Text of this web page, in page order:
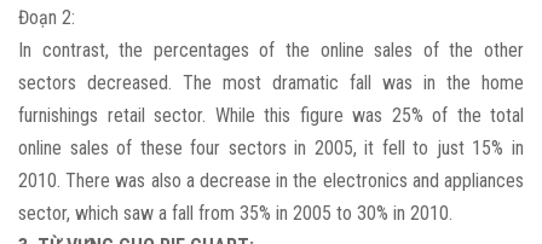
Đoạn 2:
In contrast, the percentages of the online sales of the other
sectors decreased. The most dramatic fall was in the home
furnishings retail sector. While this figure was 25% of the total
online sales of these four sectors in 2005, it fell to just 15% in
2010. There was also a decrease in the electronics and appliances
sector, which saw a fall from 35% in 2005 to 30% in 2010.